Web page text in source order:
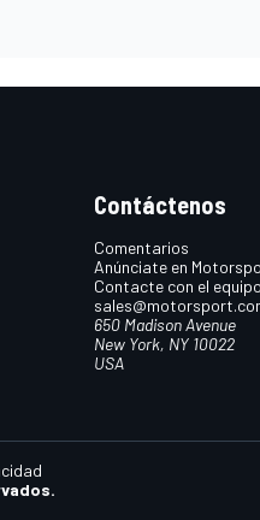
Contáctenos
Comentarios
Anúnciate en
Contacte con el equipo
650 Madison Avenue
New York, NY 10022
USA